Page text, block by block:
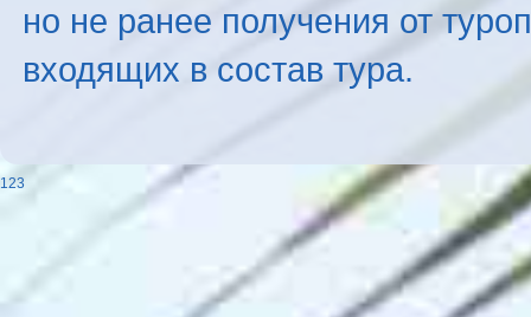
но не ранее получения от
входящих в состав тура.
123